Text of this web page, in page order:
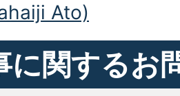
Ato)
に関するお